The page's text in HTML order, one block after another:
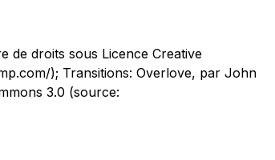
de droits sous Licence Creative
); Transitions: Overlove, par John
3.0 (source: